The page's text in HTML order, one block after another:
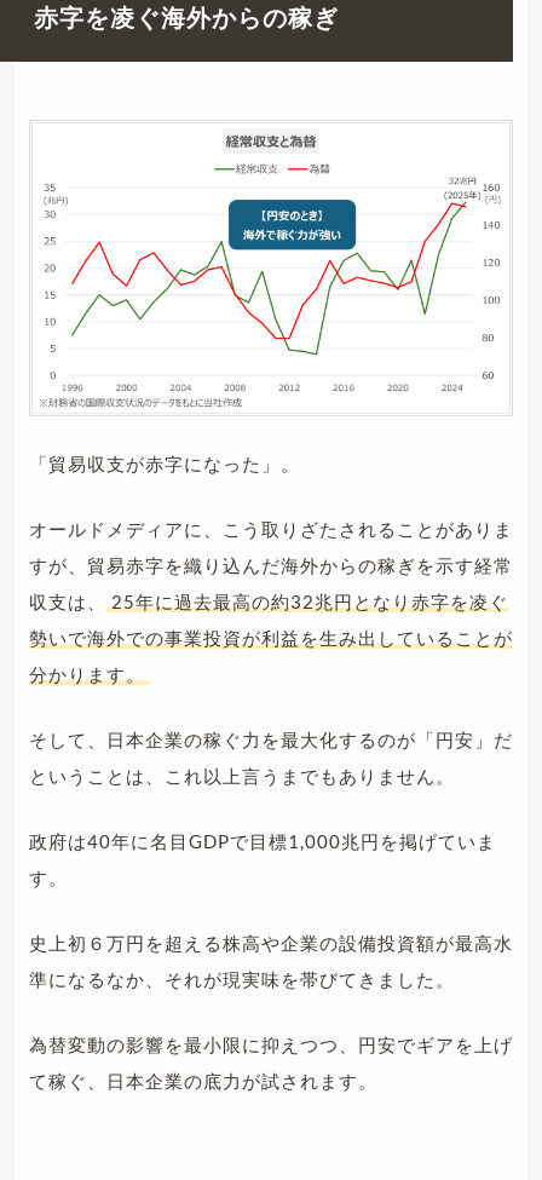
赤字を凌ぐ海外からの稼ぎ
「貿易収支が赤字になった」。
オールドメディアに、こう取りざたされることがありま
すが、貿易赤字を織り込んだ海外からの稼ぎを示す経常
収支は、
25年に過去最高の約32兆円となり赤字を凌ぐ
勢いで海外での事業投資が利益を生み出していることが
分かります。
そして、日本企業の稼ぐ力を最大化するのが「円安」だ
ということは、これ以上言うまでもありません。
政府は40年に名目GDPで目標1,000兆円を掲げていま
す。
史上初６万円を超える株高や企業の設備投資額が最高水
準になるなか、それが現実味を帯びてきました。
為替変動の影響を最小限に抑えつつ、円安でギアを上げ
て稼ぐ、日本企業の底力が試されます。